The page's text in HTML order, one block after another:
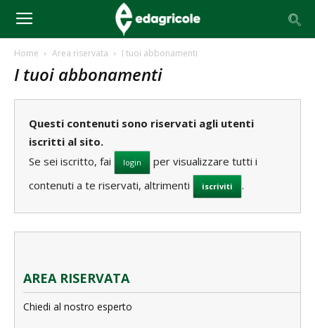
Home Area riservata I tuoi abbonamenti
I tuoi abbonamenti
Questi contenuti sono riservati agli utenti
iscritti al sito.
Se sei iscritto, fai
login
per visualizzare tutti i
contenuti a te riservati, altrimenti
iscriviti .
AREA RISERVATA
Chiedi al nostro esperto